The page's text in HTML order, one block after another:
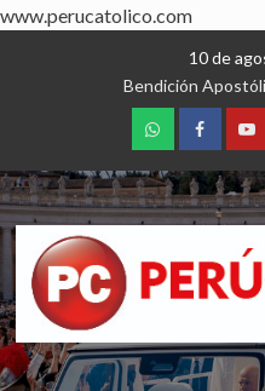
www.perucatolico.com
10 de
Bendición
WhatsApp